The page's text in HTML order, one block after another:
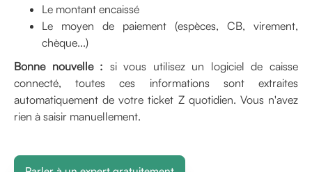
Le montant encaissé
Le moyen de paiement (espèces, CB, virement,
chèque...)
Bonne nouvelle : si vous utilisez un logiciel de caisse
connecté, toutes ces informations sont extraites
automatiquement de votre ticket Z quotidien. Vous n'avez
rien à saisir manuellement.